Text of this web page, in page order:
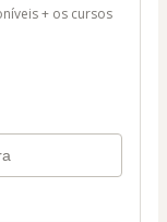
+ os cursos